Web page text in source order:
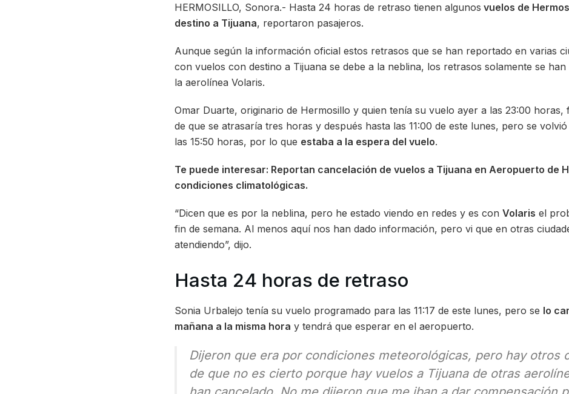
HERMOSILLO, Sonora.- Hasta 24 horas de retraso tienen algunos vuelos de
destino a Tijuana, reportaron pasajeros.
Aunque según la información oficial estos retrasos que se han reportado en varias
con vuelos con destino a Tijuana se debe a la neblina, los retrasos solamente se
la aerolínea Volaris.
Omar Duarte, originario de Hermosillo y quien tenía su vuelo ayer a las 23:00 horas,
de que se atrasaría tres horas y después hasta las 11:00 de este lunes, pero se
las 15:50 horas, por lo que estaba a la espera del vuelo.
Te puede interesar: Reportan cancelación de vuelos a Tijuana en Aeropuerto de
condiciones climatológicas.
“Dicen que es por la neblina, pero he estado viendo en redes y es con Volaris el
fin de semana. Al menos aquí nos han dado información, pero vi que en otras
atendiendo”, dijo.
Hasta 24 horas de retraso
Sonia Urbalejo tenía su vuelo programado para las 11:17 de este lunes, pero se lo
mañana a la misma hora y tendrá que esperar en el aeropuerto.
Dijeron que era por condiciones meteorológicas, pero hay otros
de que no es cierto porque hay vuelos a Tijuana de otras